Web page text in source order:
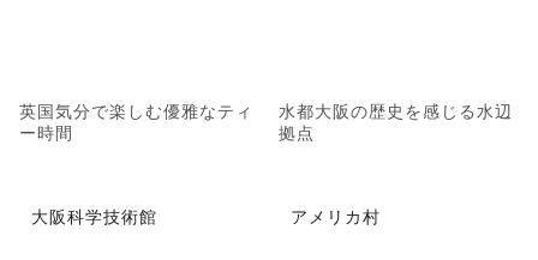
英国気分で楽しむ優雅なティ
ー時間
水都大阪の歴史を感じる水辺
拠点
大阪科学技術館 アメリカ村